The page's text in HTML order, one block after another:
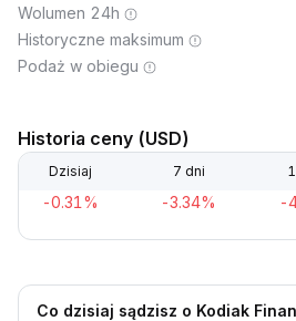
Wolumen 24h
Historyczne maksimum
Podaż w obiegu
Historia ceny (USD)
Dzisiaj 7 dni
-0.31% -3.34% -
Co dzisiaj sądzisz o Kodiak